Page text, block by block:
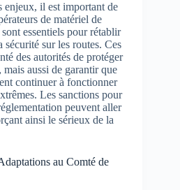
enjeux, il est important de
de matériel de
essentiels pour rétablir
sur les routes. Ces
des autorités de protéger
aussi de garantir que
continuer à fonctionner
Les sanctions pour
peuvent aller
ainsi le sérieux de la
au Comté de